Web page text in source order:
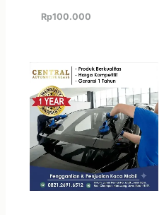
Rp100.000